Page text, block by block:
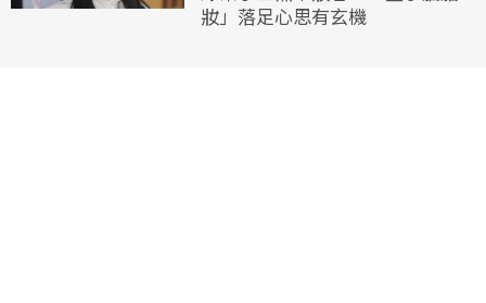
妝」落足心思有玄機